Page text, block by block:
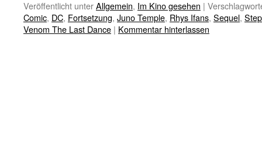
Veröffentlicht unterAllgemein, Im Kino gesehen |
Comic, DC, Fortsetzung, Juno Temple, Rhys Ifans, Sequel,
Venom The Last Dance | Kommentar hinterlassen